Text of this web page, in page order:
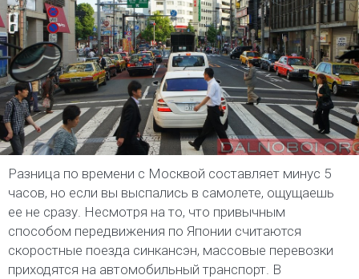
Разница по времени с Москвой составляет минус 5
часов, но если вы выспались в самолете, ощущаешь
ее не сразу. Несмотря на то, что привычным
способом передвижения по Японии считаются
скоростные поезда синкансэн, массовые перевозки
приходятся на автомобильный транспорт. В